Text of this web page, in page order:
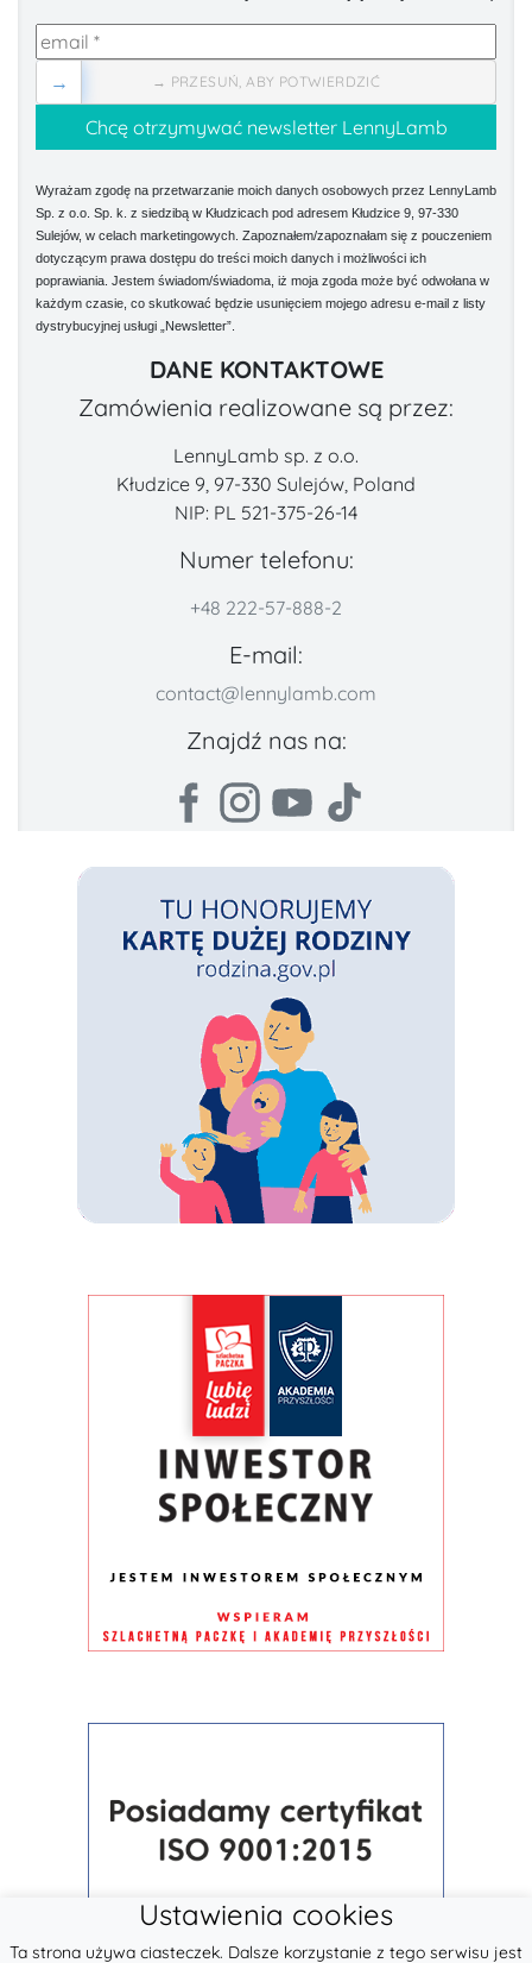
→ PRZESUŃ, ABY POTWIERDZIĆ
→
Wyrażam zgodę na przetwarzanie moich danych osobowych przez LennyLamb
Sp. z o.o. Sp. k. z siedzibą w Kłudzicach pod adresem Kłudzice 9, 97-330
Sulejów, w celach marketingowych. Zapoznałem/zapoznałam się z pouczeniem
dotyczącym prawa dostępu do treści moich danych i możliwości ich
poprawiania. Jestem świadom/świadoma, iż moja zgoda może być odwołana w
każdym czasie, co skutkować będzie usunięciem mojego adresu e-mail z listy
dystrybucyjnej usługi „Newsletter”.
DANE KONTAKTOWE
Zamówienia realizowane są przez:
LennyLamb sp. z o.o.
Kłudzice 9, 97-330 Sulejów, Poland
NIP: PL 521-375-26-14
Numer telefonu:
+48 222-57-888-2
E-mail:
contact@lennylamb.com
Znajdź nas na:
Ustawienia cookies
Ta strona używa ciasteczek. Dalsze korzystanie z tego serwisu jest